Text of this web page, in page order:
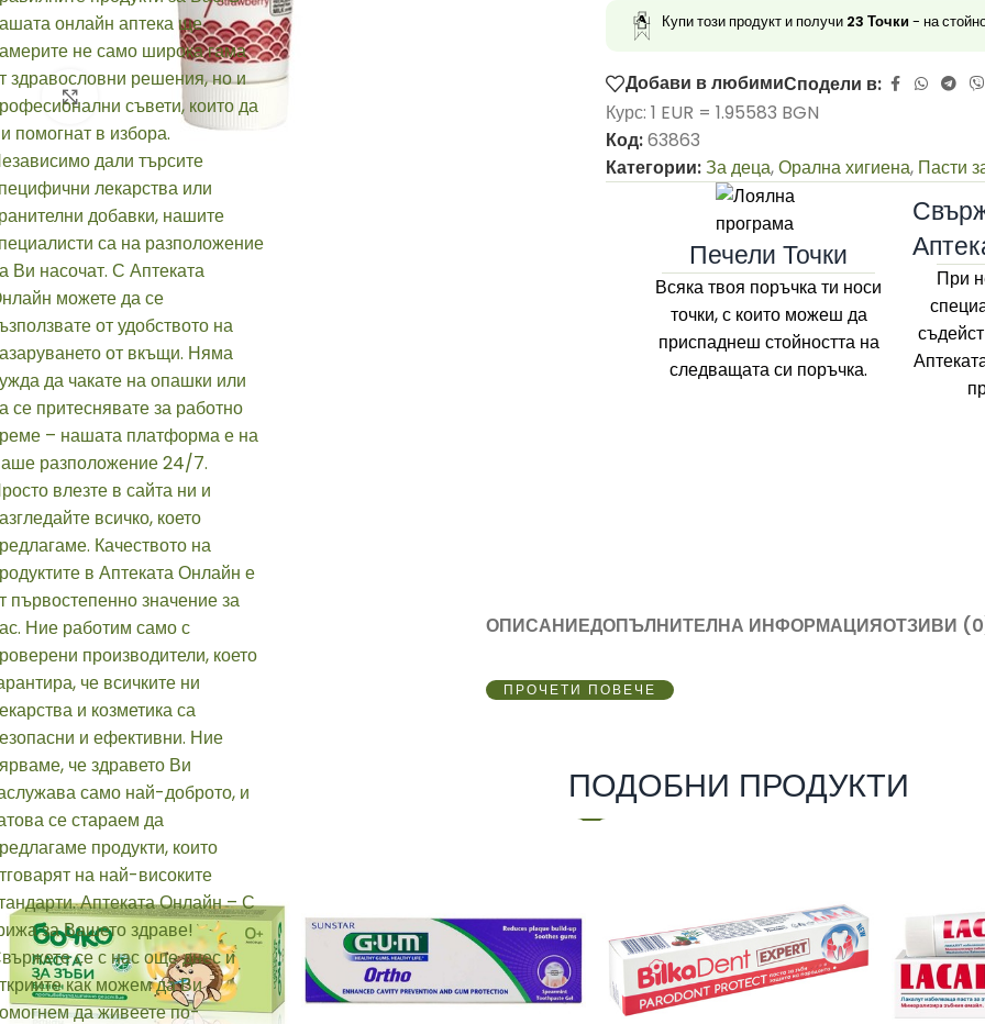
Купи този продукт и получи 23 Точки- на
Добави в любимиСподели в:
Курс: 1 EUR = 1.95583 BGN
Код:63863
Категории:За деца,Орална хигиена, Пасти
Печели Точки
Всяка твоя поръчка ти носи
точки, с които можеш да
приспаднеш стойността на
следващата си поръчка.
При
ОПИСАНИЕДОПЪЛНИТЕЛНА ИНФОРМАЦИЯОТЗИВИ
ПРОЧЕТИ ПОВЕЧЕ
ПОДОБНИ ПРОДУКТИ